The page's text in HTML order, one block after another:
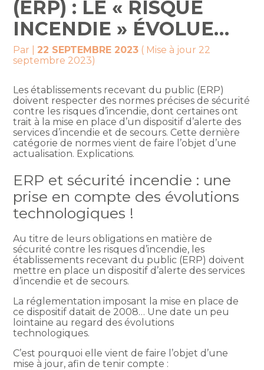
(ERP) : LE « RISQUE
INCENDIE » ÉVOLUE…
Par 22 SEPTEMBRE 2023 ( Mise à jour 22
septembre 2023)
Les établissements recevant du public (ERP)
doivent respecter des normes précises de sécurité
contre les risques d’incendie, dont certaines ont
trait à la mise en place d’un dispositif d’alerte des
services d’incendie et de secours. Cette dernière
catégorie de normes vient de faire l’objet d’une
actualisation. Explications.
ERP et sécurité incendie : une
prise en compte des évolutions
technologiques !
Au titre de leurs obligations en matière de
sécurité contre les risques d’incendie, les
établissements recevant du public (ERP) doivent
mettre en place un dispositif d’alerte des services
d’incendie et de secours.
La réglementation imposant la mise en place de
ce dispositif datait de 2008… Une date un peu
lointaine au regard des évolutions
technologiques.
C’est pourquoi elle vient de faire l’objet d’une
mise à jour, afin de tenir compte :